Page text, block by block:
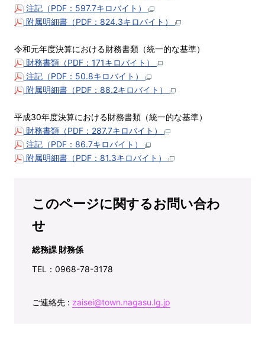
注記（PDF：597.7キロバイト）
附属明細書（PDF：824.3キロバイト）
令和元年度決算における財務書類（統一的な基準）
財務書類（PDF：171キロバイト）
注記（PDF：50.8キロバイト）
附属明細書（PDF：88.2キロバイト）
平成30年度決算における財務書類（統一的な基準）
財務書類（PDF：287.7キロバイト）
注記（PDF：86.7キロバイト）
附属明細書（PDF：81.3キロバイト）
このページに関するお問い合わ
せ
総務課 財務係
TEL：0968-78-3178
ご連絡先 : zaisei@town.nagasu.lg.jp